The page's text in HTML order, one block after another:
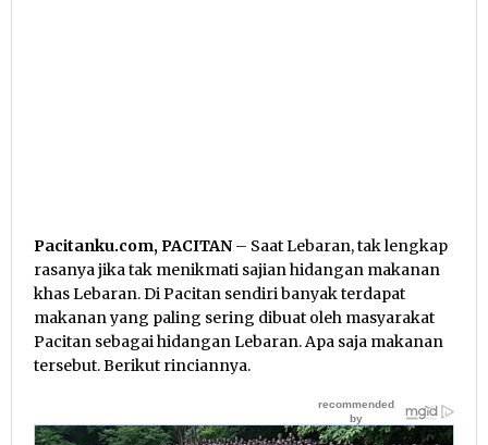
Pacitanku.com, PACITAN – Saat Lebaran, tak lengkap
rasanya jika tak menikmati sajian hidangan makanan
khas Lebaran. Di Pacitan sendiri banyak terdapat
makanan yang paling sering dibuat oleh masyarakat
Pacitan sebagai hidangan Lebaran. Apa saja makanan
tersebut. Berikut rinciannya.